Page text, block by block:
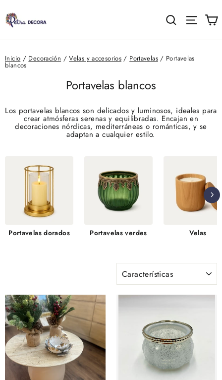
directamente
contenido
Buscar
Inicio / Decoración / Velas y accesorios / Portavelas / Portavelas
blancos
Portavelas blancos
Los portavelas blancos son delicados y luminosos, ideales para
crear atmósferas serenas y equilibradas. Encajan en
decoraciones nórdicas, mediterráneas o románticas, y se
adaptan a cualquier estilo.
Portavelas dorados Portavelas verdes Velas
ORDENAR